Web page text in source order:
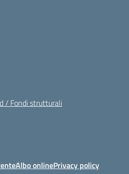
/ Fondi strutturali
Albo onlinePrivacy policy